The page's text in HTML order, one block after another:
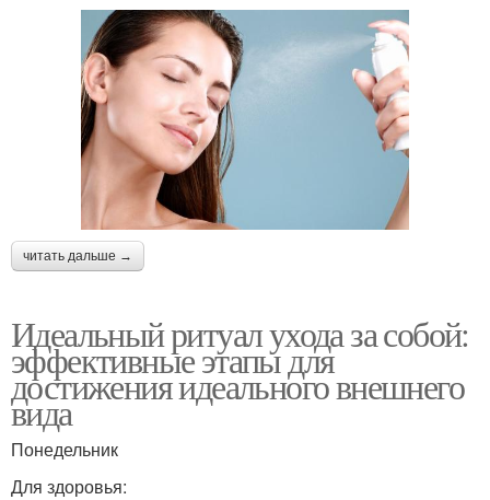
читать дальше →
Идеальный ритуал ухода за собой:
эффективные этапы для
достижения идеального внешнего
вида
Понедельник
Для здоровья: